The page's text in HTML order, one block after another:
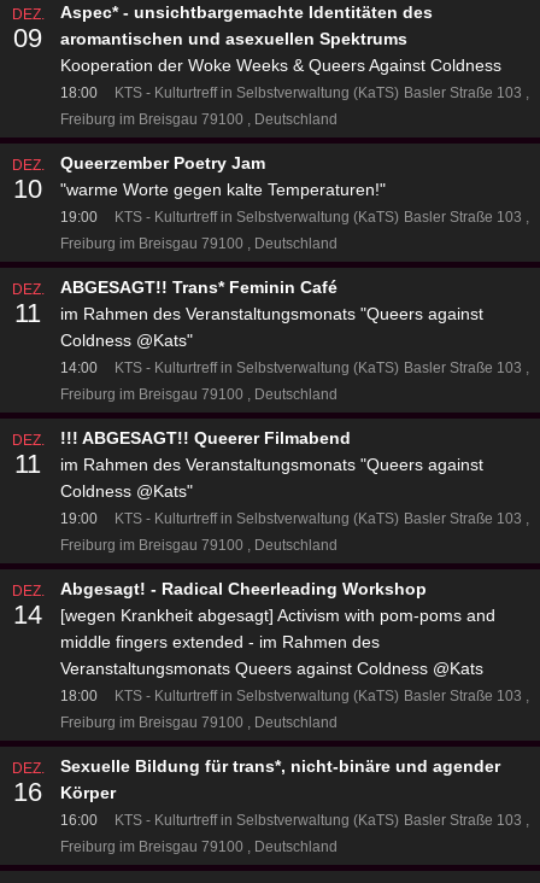
DEZ.
09
Aspec* - unsichtbargemachte Identitäten des
aromantischen und asexuellen Spektrums
Kooperation der Woke Weeks & Queers Against Coldness
18:00 KTS - Kulturtreff in Selbstverwaltung (KaTS) Basler Straße 103
Freiburg im Breisgau 79100
Deutschland
DEZ.
10
Queerzember Poetry Jam
"warme Worte gegen kalte Temperaturen!"
19:00 KTS - Kulturtreff in Selbstverwaltung (KaTS) Basler Straße 103
Freiburg im Breisgau 79100
Deutschland
DEZ.
11
ABGESAGT!! Trans* Feminin Café
im Rahmen des Veranstaltungsmonats "Queers against
Coldness @Kats"
14:00 KTS - Kulturtreff in Selbstverwaltung (KaTS) Basler Straße 103
Freiburg im Breisgau 79100
Deutschland
DEZ.
11
!!! ABGESAGT!! Queerer Filmabend
im Rahmen des Veranstaltungsmonats "Queers against
Coldness @Kats"
19:00 KTS - Kulturtreff in Selbstverwaltung (KaTS) Basler Straße 103
Freiburg im Breisgau 79100
Deutschland
DEZ.
14
Abgesagt! - Radical Cheerleading Workshop
[wegen Krankheit abgesagt] Activism with pom-poms and
middle fingers extended - im Rahmen des
Veranstaltungsmonats Queers against Coldness @Kats
18:00 KTS - Kulturtreff in Selbstverwaltung (KaTS) Basler Straße 103
Freiburg im Breisgau 79100
Deutschland
DEZ.
16
Sexuelle Bildung für trans*, nicht-binäre und agender
Körper
16:00 KTS - Kulturtreff in Selbstverwaltung (KaTS) Basler Straße 103
Freiburg im Breisgau 79100
Deutschland